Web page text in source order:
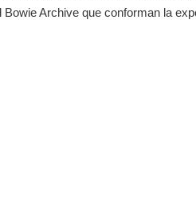
Archive que conforman la